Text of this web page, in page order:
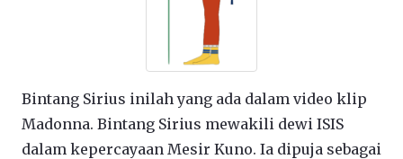
Bintang Sirius inilah yang ada dalam video klip
Madonna. Bintang Sirius mewakili dewi ISIS
dalam kepercayaan Mesir Kuno. Ia dipuja sebagai